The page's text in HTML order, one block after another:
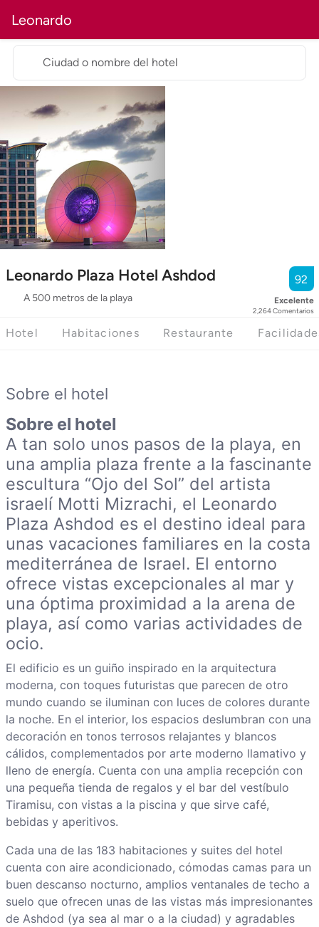
Leonardo
Leonardo Plaza Hotel Ashdod
A 500 metros de la playa
92
Excelente
2,264Comentarios
Ciudad o nombre del hotel
Hotel Habitaciones Restaurante
Sobre el hotel
Sobre el hotel
A tan solo unos pasos de la playa, en
una amplia plaza frente a la fascinante
escultura “Ojo del Sol” del artista
israelí Motti Mizrachi, el Leonardo
Plaza Ashdod es el destino ideal para
unas vacaciones familiares en la costa
mediterránea de Israel. El entorno
ofrece vistas excepcionales al mar y
una óptima proximidad a la arena de
playa, así como varias actividades de
ocio.
El edificio es un guiño inspirado en la arquitectura
moderna, con toques futuristas que parecen de otro
mundo cuando se iluminan con luces de colores durante
la noche. En el interior, los espacios deslumbran con una
decoración en tonos terrosos relajantes y blancos
cálidos, complementados por arte moderno llamativo y
lleno de energía. Cuenta con una amplia recepción con
una pequeña tienda de regalos y el bar del vestíbulo
Tiramisu, con vistas a la piscina y que sirve café,
bebidas y aperitivos.
Cada una de las 183 habitaciones y suites del hotel
cuenta con aire acondicionado, cómodas camas para un
buen descanso nocturno, amplios ventanales de techo a
suelo que ofrecen unas de las vistas más impresionantes
de Ashdod (ya sea al mar o a la ciudad) y agradables